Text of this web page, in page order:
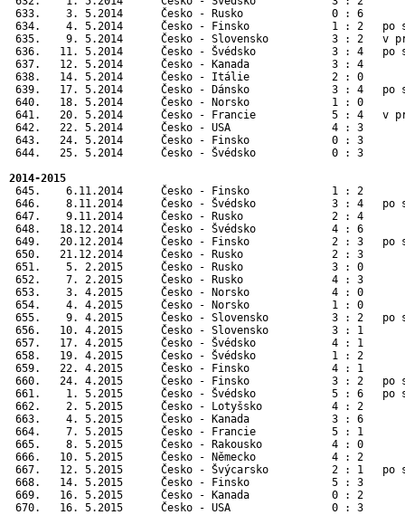
633.    3. 5.2014      Česko - Rusko              0 : 6
634.    4. 5.2014      Česko - Finsko             1 : 2   po
635.    9. 5.2014      Česko - Slovensko          3 : 2
636.   11. 5.2014      Česko - Švédsko            3 : 4
637.   12. 5.2014      Česko - Kanada
638.   14. 5.2014      Česko - Itálie
639.   17. 5.2014      Česko - Dánsko             3 : 4
640.   18. 5.2014      Česko - Norsko
641.   20. 5.2014      Česko - Francie            5 : 4
642.   22. 5.2014      Česko - USA
643.   24. 5.2014      Česko - Finsko
644.   25. 5.2014      Česko - Švédsko
2014-2015
645.    6.11.2014      Česko - Finsko             1 : 2
646.    8.11.2014      Česko - Švédsko            3 : 4   po
647.    9.11.2014      Česko - Rusko              2 : 4
648.   18.12.2014      Česko - Švédsko            4 : 6
649.   20.12.2014      Česko - Finsko             2 : 3   po
650.   21.12.2014      Česko - Rusko              2 : 3
651.    5. 2.2015      Česko - Rusko              3 : 0
652.    7. 2.2015      Česko - Rusko              4 : 3
653.    3. 4.2015      Česko - Norsko             4 : 0
654.    4. 4.2015      Česko - Norsko             1 : 0
655.    9. 4.2015      Česko - Slovensko          3 : 2   po
656.   10. 4.2015      Česko - Slovensko          3 : 1
657.   17. 4.2015      Česko - Švédsko            4 : 1
658.   19. 4.2015      Česko - Švédsko            1 : 2
659.   22. 4.2015      Česko - Finsko             4 : 1
660.   24. 4.2015      Česko - Finsko             3 : 2   po
661.    1. 5.2015      Česko - Švédsko            5 : 6
662.    2. 5.2015      Česko - Lotyšsko
663.    4. 5.2015      Česko - Kanada
664.    7. 5.2015      Česko - Francie
665.    8. 5.2015      Česko - Rakousko
666.   10. 5.2015      Česko - Německo
667.   12. 5.2015      Česko - Švýcarsko          2 : 1
668.   14. 5.2015      Česko - Finsko
669.   16. 5.2015      Česko - Kanada
670.   16. 5.2015      Česko - USA